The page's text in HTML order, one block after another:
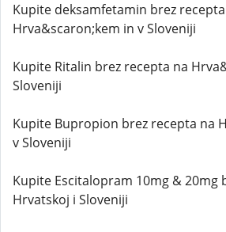
Kupite deksamfetamin brez
Hrva&scaron;kem in v Sloveniji
Kupite Ritalin brez recepta na
Sloveniji
Kupite Bupropion brez recepta na
v Sloveniji
Kupite Escitalopram 10mg & 20mg
Hrvatskoj i Sloveniji